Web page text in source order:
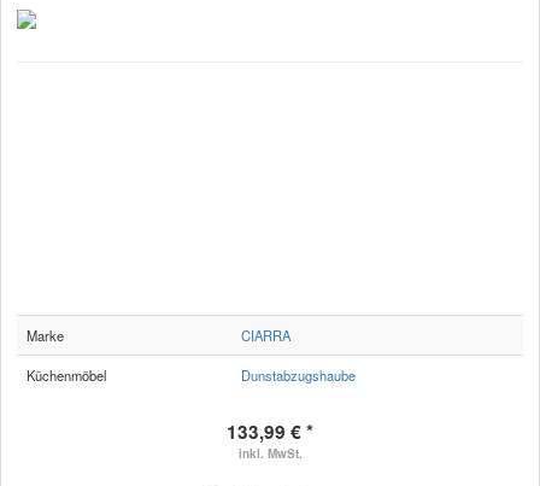
Marke CIARRA
Küchenmöbel Dunstabzugshaube
133,99 € *
inkl. MwSt.